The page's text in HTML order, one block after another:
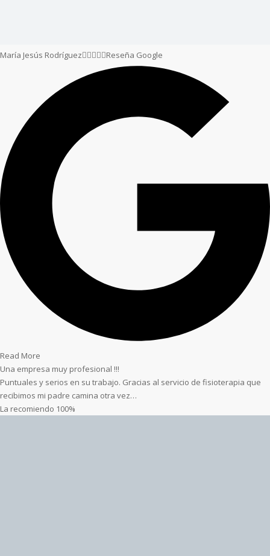
María Jesús RodríguezReseña Google
Read More
Una empresa muy profesional !!!
Puntuales y serios en su trabajo. Gracias al servicio de fisioterapia que
recibimos mi padre camina otra vez…
La recomiendo 100%